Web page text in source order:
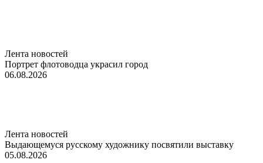
Лента новостей
Портрет флотоводца украсил город
06.08.2026
Лента новостей
Выдающемуся русскому художнику посвятили выставку
05.08.2026